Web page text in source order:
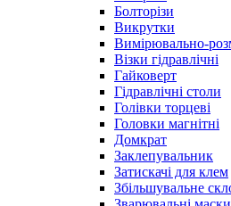
Болторізи
Викрутки
Вимірювально-
Візки гідравлічні
Гайковерт
Гідравлічні столи
Голівки торцеві
Головки магнітні
Домкрат
Заклепувальник
Затискачі для клем
Збільшувальне